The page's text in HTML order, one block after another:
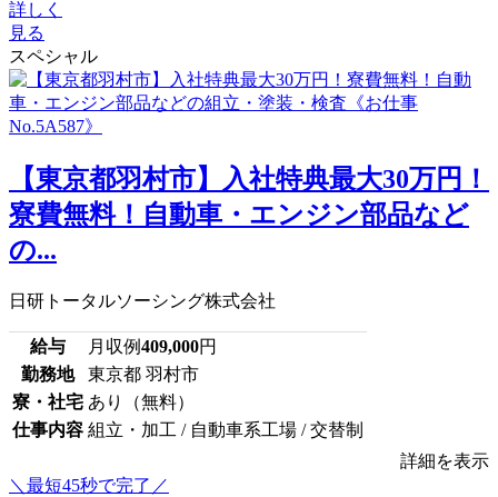
詳しく
見る
スペシャル
【東京都羽村市】入社特典最大30万円！
寮費無料！自動車・エンジン部品など
の...
日研トータルソーシング株式会社
給与 月収例409,000円
勤務地
東京都 羽村市
寮・社宅 あり（無料）
仕事内容 組立・加工 / 自動車系工場 / 交替制
詳細を表示
＼最短45秒で完了／